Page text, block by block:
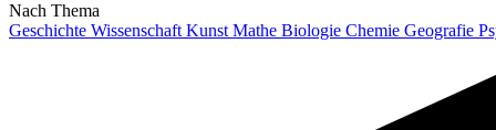
Nach Thema
Geschichte Wissenschaft Kunst Mathe Biologie Chemie Geografie